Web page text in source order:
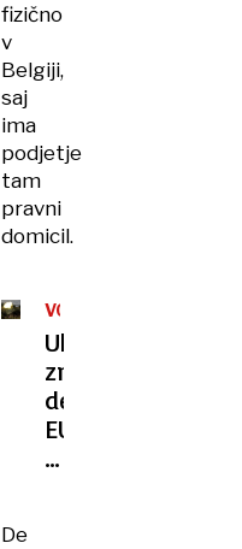
fizično
v
Belgiji,
saj
ima
podjetje
tam
pravni
domicil.
VOJNA
V
UKRAJINI
Ukrajini
zmanjkuje
denarja,
EU
odločno:
De